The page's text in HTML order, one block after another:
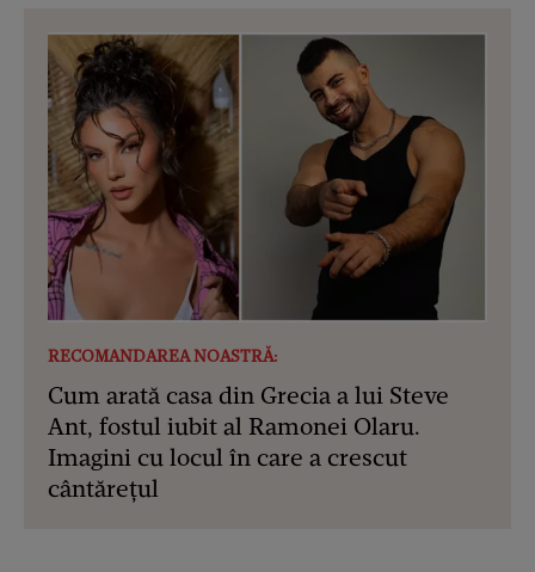
RECOMANDAREA NOASTRĂ:
Cum arată casa din Grecia a lui Steve
Ant, fostul iubit al Ramonei Olaru.
Imagini cu locul în care a crescut
cântărețul